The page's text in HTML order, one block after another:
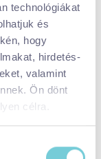
technológiákat
és
hogy
hirdetés-
valamint
Ön dönt
célra.
Ruprecht
történelmén,
méltó fogása